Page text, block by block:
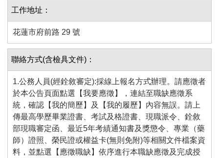
工作地址：
花蓮市府前路 29 號
聯絡方式(含檢具文件)：
1.公務人員(經銓敘審定):採線上報名方式辦理。請應徵者
於本公告頁面點選【我要應徵】，連結至職缺應徵系
統，確認【我的簡歷】及【我的履歷】內容無誤。請上
傳最高學歷畢業證書、考試及格證書、現職派令、銓敘
部現職審定函、最近5年考績通知書及獎懲令、專業（藥
師）證照、榮民證或權益卡(無則免附)等相關文件檔案資
料，並點選【應徵職缺】依序進行本職缺應徵及完成授